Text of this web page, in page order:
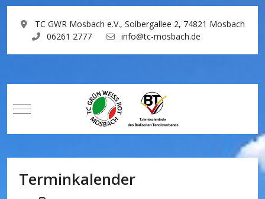
TC GWR Mosbach e.V., Solbergallee 2, 74821 Mosbach
06261 2777
info@tc-mosbach.de
Mobile Menu Toggle
Terminkalender